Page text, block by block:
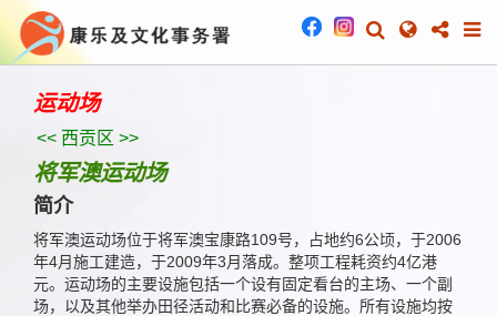
运动场
<< 西贡区 >>
将军澳运动场
简介
将军澳运动场位于将军澳宝康路109号，占地约6公顷，于2006
年4月施工建造，于2009年3月落成。整项工程耗资约4亿港
元。运动场的主要设施包括一个设有固定看台的主场、一个副
场，以及其他举办田径活动和比赛必备的设施。所有设施均按